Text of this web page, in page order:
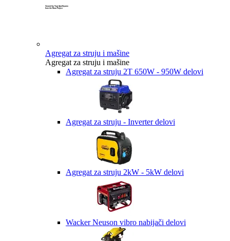
Created by Yogi Aprelliyanto
from the Noun Project
Agregat za struju i mašine
Agregat za struju i mašine
Agregat za struju 2T 650W - 950W delovi
Agregat za struju - Inverter delovi
Agregat za struju 2kW - 5kW delovi
Wacker Neuson vibro nabijači delovi